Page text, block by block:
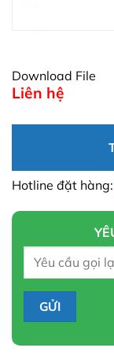
Download File
Liên hệ
Hotline đặt hàng: